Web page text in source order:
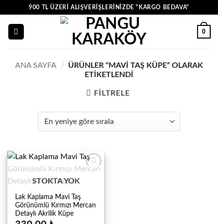
900 TL ÜZERI ALIŞVERIŞLERINIZDE "KARGO BEDAVA"
0
ANA SAYFA /
ÜRÜNLER “MAVI TAŞ KÜPE” OLARAK
ETIKETLENDI
FILTRELE
STOKTA YOK
Lak Kaplama Mavi Taş
Görünümlü Kırmızı Mercan
Detaylı Akrilik Küpe